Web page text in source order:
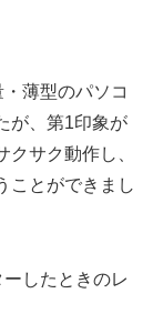
薄型のパソコ
が、第1印象が
サク動作し、
ことができまし
したときのレ